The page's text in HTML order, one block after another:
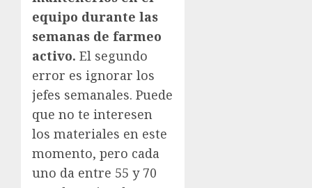
equipo durante las
semanas de farmeo
activo. El segundo
error es ignorar los
jefes semanales. Puede
que no te interesen
los materiales en este
momento, pero cada
uno da entre 55 y 70